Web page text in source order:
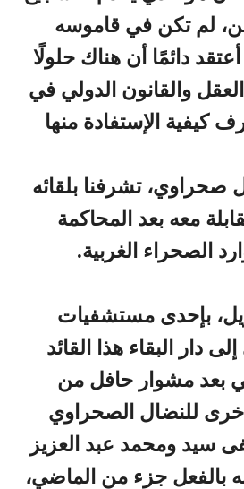
لم تكن في قاموسه
دائمًا أن هناك حلولًا
العقل والقانون الدولي في
كيفية الإستفادة منها
صحراوي، تشرفنا بلقائه
معه بعد المحاكمة
الصحراء الغربية.
بإحدى مستشفيات
دار البقاء هذا القائد
بعد مشوار حافل من
للنضال الصحراوي
سيد ومحمد عبد العزيز
بالفعل جزء من الماضي،